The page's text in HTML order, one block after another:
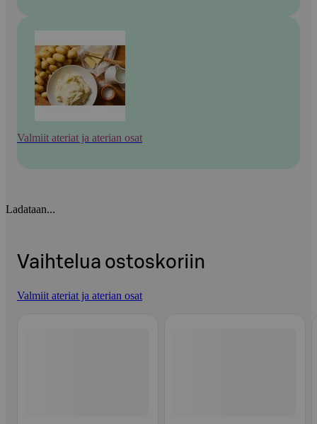
Valmiit ateriat ja aterian osat
Ladataan...
Vaihtelua ostoskoriin
Valmiit ateriat ja aterian osat